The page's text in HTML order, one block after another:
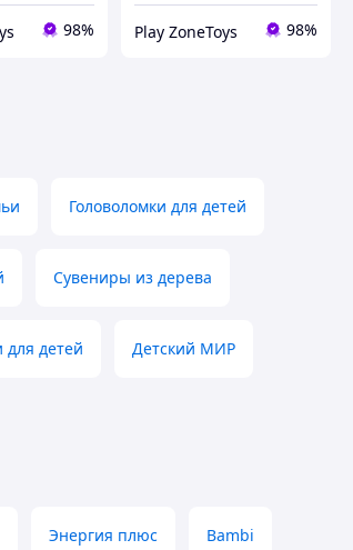
98% Play ZoneToys 98%
Головоломки для детей
Сувениры из дерева
детей Детский МИР
Энергия плюс Bambi